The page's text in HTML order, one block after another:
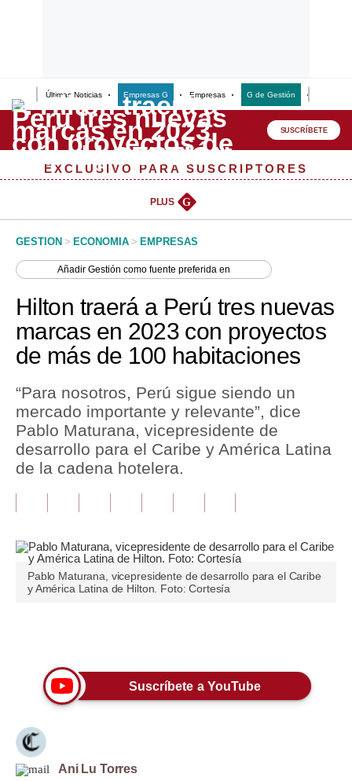
Últimas Noticias Empresas G Empresas G de Gestión
Lo último
Peru Quiosco
Management & Empleo
Perú
Política
Finanzas Personales
Inmobiliarias
Plus G
Pregunta de hoy
Viajes
Moda
Estilos
SUSCRÍBETE
EXCLUSIVO PARA SUSCRIPTORES
PLUS G
GESTION > ECONOMIA > EMPRESAS
AñadirGestión como fuente preferida en
Hilton traerá a Perú tres nuevas
marcas en 2023 con proyectos
de más de 100 habitaciones
“Para nosotros, Perú sigue siendo un
mercado importante y relevante”, dice
Pablo Maturana, vicepresidente de
desarrollo para el Caribe y América Latina
de la cadena hotelera.
Pablo Maturana, vicepresidente de desarrollo para el Caribe
y América Latina de Hilton. Foto: Cortesía
Suscríbete a YouTube
Ani Lu Torres